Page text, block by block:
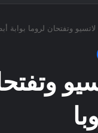
وتفتحان لروما بوابة